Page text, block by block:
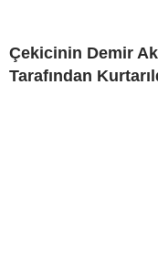
Çekicinin Demir
Tarafından